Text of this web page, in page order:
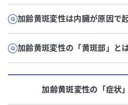
加齢黄斑変性は内臓が原因で
加齢黄斑変性の「黄斑部」と
加齢黄斑変性の「症状